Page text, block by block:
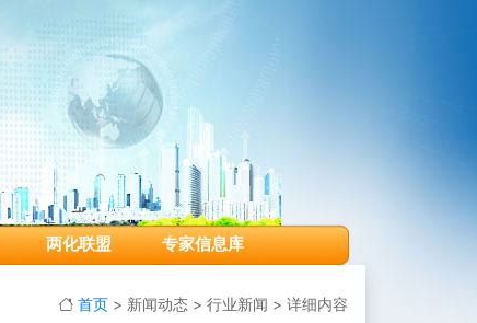
两化联盟 专家信息库
首页 > 新闻动态 > 行业新闻 > 详细内容